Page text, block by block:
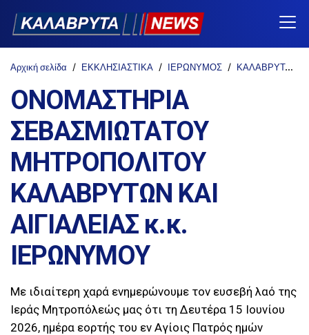
Αρχική σελίδα ΕΚΚΛΗΣΙΑΣΤΙΚΑ ΙΕΡΩΝΥΜΟΣ ΚΑΛΑΒΡΥΤΑ-NEWS
ΟΝΟΜΑΣΤΗΡΙΑ
ΣΕΒΑΣΜΙΩΤΑΤΟΥ
ΜΗΤΡΟΠΟΛΙΤΟΥ
ΚΑΛΑΒΡΥΤΩΝ ΚΑΙ
ΑΙΓΙΑΛΕΙΑΣ κ.κ.
ΙΕΡΩΝΥΜΟΥ
Με ιδιαίτερη χαρά ενημερώνουμε τον ευσεβή λαό της
Ιεράς Μητροπόλεώς μας ότι τη Δευτέρα 15 Ιουνίου
2026, ημέρα εορτής του εν Αγίοις Πατρός ημών